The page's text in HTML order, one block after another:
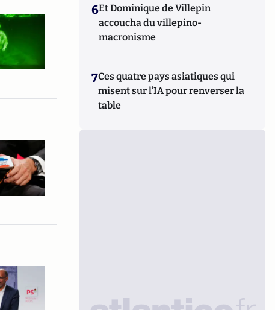
6Et Dominique de Villepin
accoucha du villepino-
macronisme
7Ces quatre pays asiatiques qui
misent sur l’IA pour renverser la
table